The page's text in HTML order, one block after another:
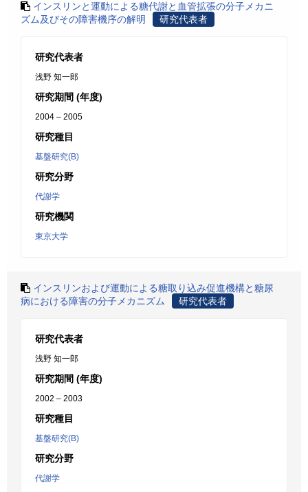
インスリンと運動による糖代謝と血管拡張の分子メカニ
ズム及びその障害機序の解明
研究代表者
研究代表者
浅野 知一郎
研究期間 (年度)
2004 – 2005
研究種目
基盤研究(B)
研究分野
代謝学
研究機関
東京大学
インスリンおよび運動による糖取り込み促進機構と糖尿
病における障害の分子メカニズム
研究代表者
研究代表者
浅野 知一郎
研究期間 (年度)
2002 – 2003
研究種目
基盤研究(B)
研究分野
代謝学